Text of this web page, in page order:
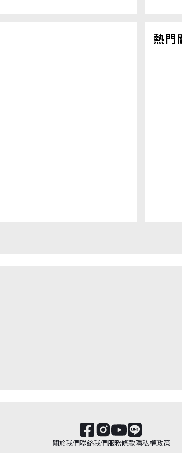
熱門
關於我們聯絡我們服務條款隱私權政策